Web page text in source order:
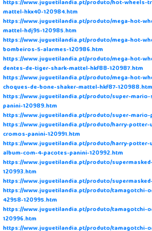
https://www.juguetilandia.pt/produto/hot-wheels-
mattel-hkx40-120984.htm
https://www.juguetilandia.pt/produto/mega-hot-
mattel-hdj95-120985.htm
https://www.juguetilandia.pt/produto/mega-hot-
bombeiros-5-alarmes-120986.htm
https://www.juguetilandia.pt/produto/mega-hot-
dentes-de-tiger-shark-mattel-hkf88-120987.htm
https://www.juguetilandia.pt/produto/mega-hot-
choques-de-bone-shaker-mattel-hkf87-120988.htm
https://www.juguetilandia.pt/produto/super-
panini-120989.htm
https://www.juguetilandia.pt/produto/super-
https://www.juguetilandia.pt/produto/harry-
cromos-panini-120991.htm
https://www.juguetilandia.pt/produto/harry-
album-com-4-pacotes-panini-120992.htm
https://www.juguetilandia.pt/produto/
120993.htm
https://www.juguetilandia.pt/produto/
https://www.juguetilandia.pt/produto/tamagotchi-
42958-120995.htm
https://www.juguetilandia.pt/produto/tamagotchi-
120996.htm
https://www.juguetilandia.pt/produto/tamagotchi-